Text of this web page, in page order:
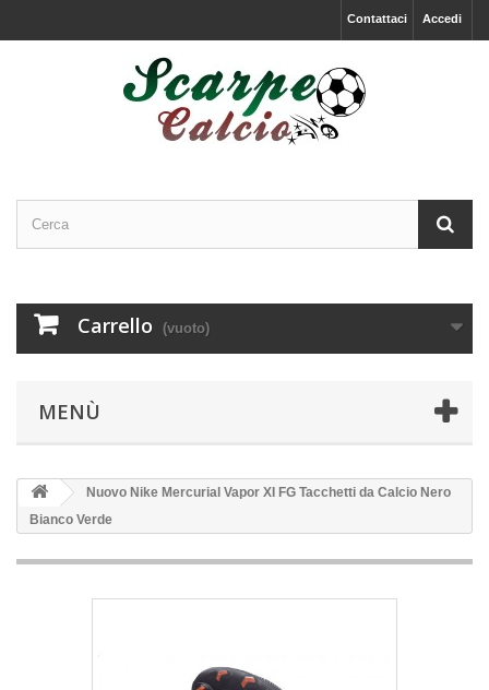
Accedi
Contattaci
Carrello (vuoto)
MENÙ
Nuovo Nike Mercurial Vapor XI FG Tacchetti da Calcio Nero
Bianco Verde